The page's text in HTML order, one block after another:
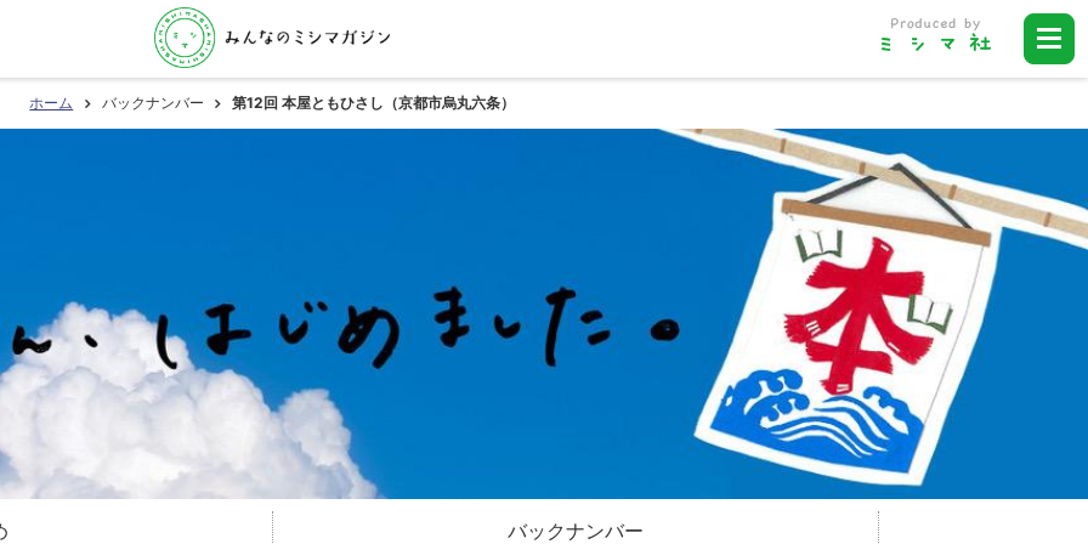
ホーム バックナンバー 第12回 本屋ともひさし（京都市烏丸六条）
バックナンバー